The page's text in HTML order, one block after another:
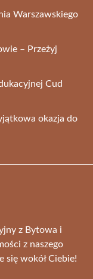
Warszawskiego
– Przeżyj
Cud
okazja do
z Bytowa i
z naszego
się wokół Ciebie!